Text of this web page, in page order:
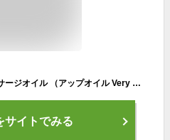
イナーメ・スポーツアロマ マッサージオイル （アップオイル Very HOT 2.1）ジンジャーの香り（ホホバオイル100%）レース前 運動前 ウォーミングアップ 正規品 アロマ オイル (100ml ポンプ式)
サイトでみる